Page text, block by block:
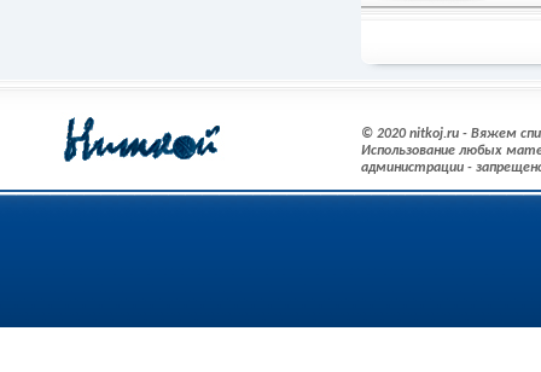
© 2020 nitkoj.ru - Вяжем
Использование любых
администрации -